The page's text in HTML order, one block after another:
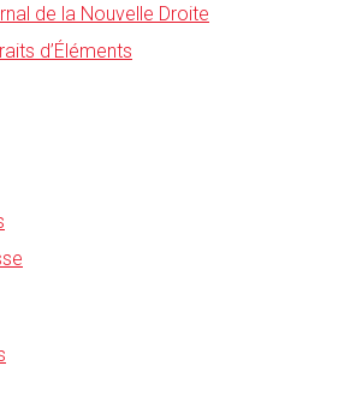
de la Nouvelle Droite
d’Éléments